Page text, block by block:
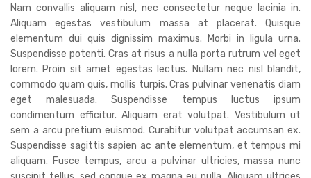
Nam convallis aliquam nisl, nec consectetur neque lacinia in.
Aliquam egestas vestibulum massa at placerat. Quisque
elementum dui quis dignissim maximus. Morbi in ligula urna.
Suspendisse potenti. Cras at risus a nulla porta rutrum vel eget
lorem. Proin sit amet egestas lectus. Nullam nec nisl blandit,
commodo quam quis, mollis turpis. Cras pulvinar venenatis diam
eget malesuada. Suspendisse tempus luctus ipsum
condimentum efficitur. Aliquam erat volutpat. Vestibulum ut
sem a arcu pretium euismod. Curabitur volutpat accumsan ex.
Suspendisse sagittis sapien ac ante elementum, et tempus mi
aliquam. Fusce tempus, arcu a pulvinar ultricies, massa nunc